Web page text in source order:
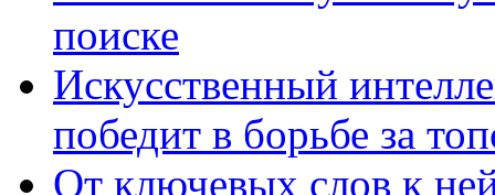
поиске
Искусственный
победит в борьбе за
От ключевых слов к